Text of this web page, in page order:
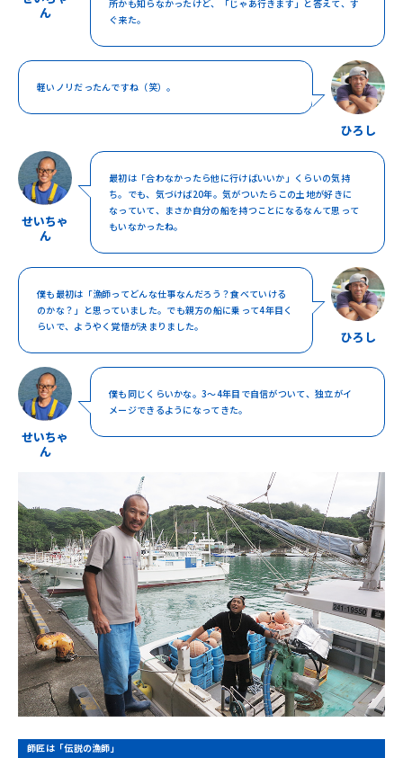
ん
所かも知らなかったけど、「じゃあ行きます」と答えて、す
ぐ来た。
ひろし
軽いノリだったんですね（笑）。
せいちゃ
ん
最初は「合わなかったら他に行けばいいか」くらいの気持
ち。でも、気づけば20年。気がついたらこの土地が好きに
なっていて、まさか自分の船を持つことになるなんて思って
もいなかったね。
ひろし
僕も最初は「漁師ってどんな仕事なんだろう？食べていける
のかな？」と思っていました。でも親方の船に乗って4年目く
らいで、ようやく覚悟が決まりました。
せいちゃ
ん
僕も同じくらいかな。3〜4年目で自信がついて、独立がイ
メージできるようになってきた。
師匠は「伝説の漁師」